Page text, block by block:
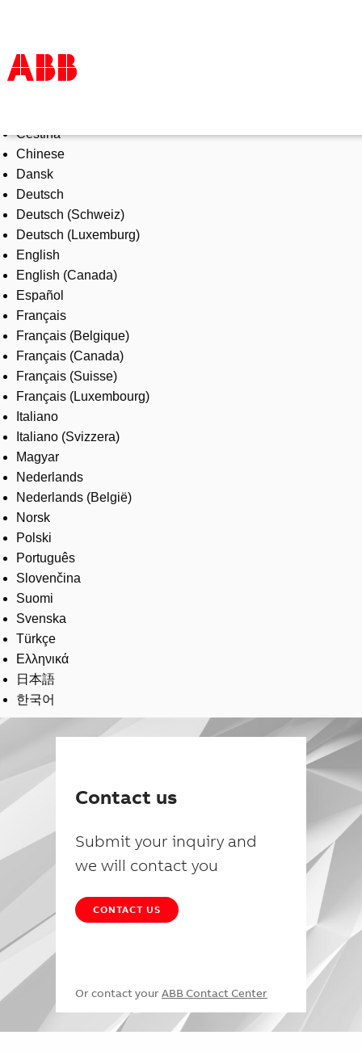
Products & Solutions
Industries
Services
About us
Where to buy
Contact us
Careers
Čeština
Chinese
Dansk
Deutsch
Deutsch (Schweiz)
Deutsch (Luxemburg)
English
English (Canada)
Español
Français
Français (Belgique)
Français (Canada)
Français (Suisse)
Français (Luxembourg)
Italiano
Italiano (Svizzera)
Magyar
Nederlands
Nederlands (België)
Norsk
Polski
Português
Slovenčina
Suomi
Svenska
Türkçe
Ελληνικά
日本語
한국어
Contact us
Submit your inquiry and
we will contact you
CONTACT US
Or contact your ABB Contact Center